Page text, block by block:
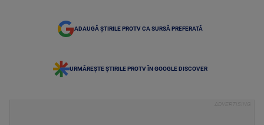
ADAUGĂ ȘTIRILE PROTV CA SURSĂ PREFERATĂ
URMĂREȘTE ȘTIRILE PROTV ÎN GOOGLE DISCOVER